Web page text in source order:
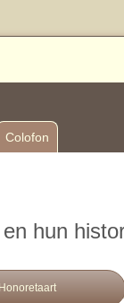
Colofon
hun